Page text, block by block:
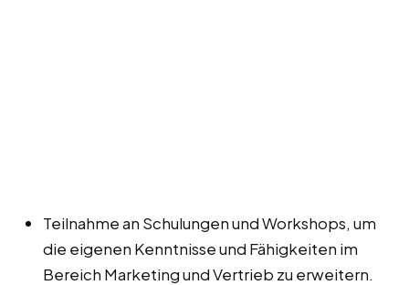
Teilnahme an Schulungen und Workshops, um
die eigenen Kenntnisse und Fähigkeiten im
Bereich Marketing und Vertrieb zu erweitern.